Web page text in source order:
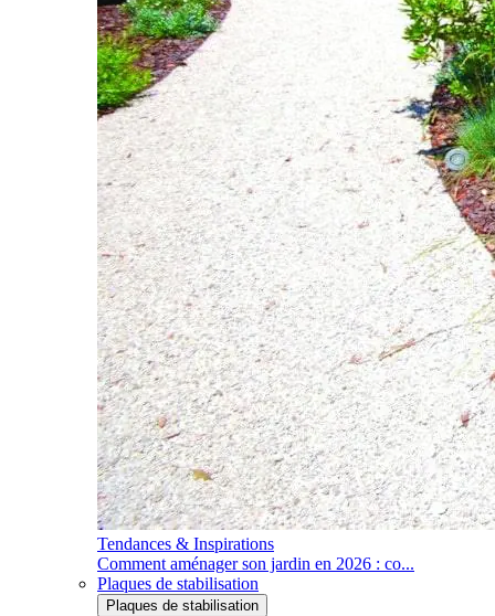
Tendances & Inspirations
Comment aménager son jardin en 2026 : co...
Plaques de stabilisation
Plaques de stabilisation